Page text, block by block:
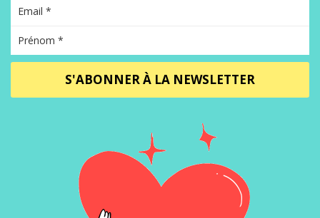
S'ABONNER À LA NEWSLETTER